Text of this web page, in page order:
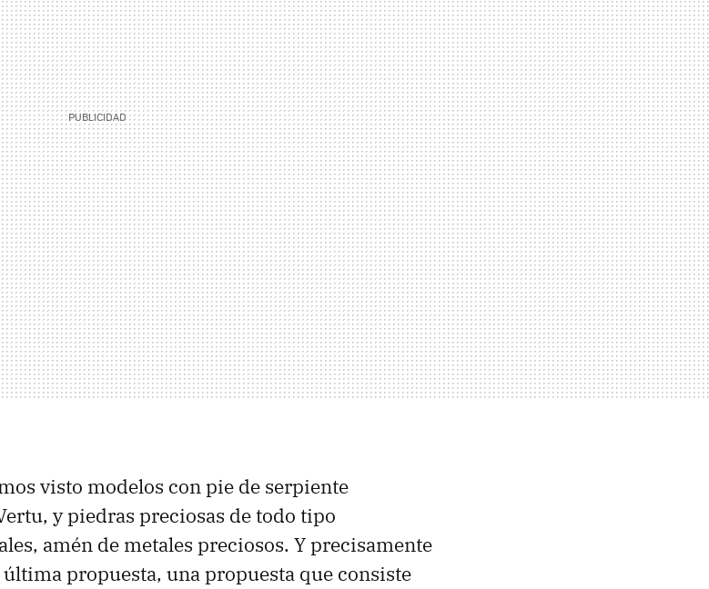
visto modelos con pie de serpiente
y piedras preciosas de todo tipo
amén de metales preciosos. Y precisamente
propuesta, una propuesta que consiste